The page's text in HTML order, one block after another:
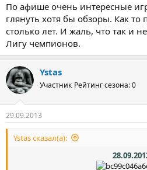
По афише очень интересные
глянуть хотя бы обзоры. Как то
столько лет. И жаль, что так и
Лигу чемпионов.
Ystas
Участник Рейтинг сезона: 0
29.09.2013
Ystas сказал(а):